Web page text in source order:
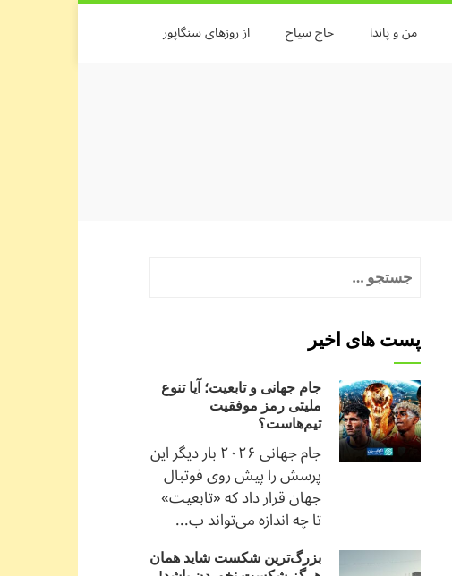
من و پاندا حاج سیاح از روزهای سنگاپور
پست های اخیر
جام جهانی و تابعیت؛ آیا تنوع
ملیتی رمز موفقیت
تیم‌هاست؟
جام جهانی ۲۰۲۶ بار دیگر این
پرسش را پیش روی فوتبال
جهان قرار داد که «تابعیت»
تا چه اندازه می‌تواند ب...
بزرگ‌ترین شکست شاید همان